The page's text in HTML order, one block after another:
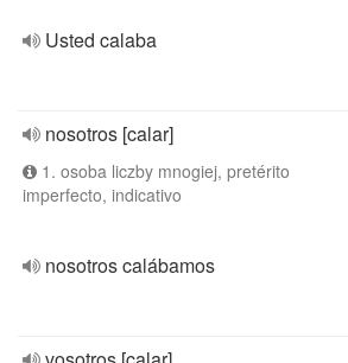
Usted calaba
nosotros [calar]
1. osoba liczby mnogiej, pretérito
imperfecto, indicativo
nosotros calábamos